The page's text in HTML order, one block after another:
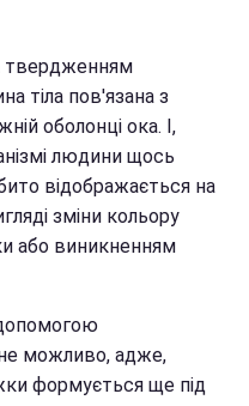
твердженням
тіла пов'язана з
оболонці ока. І,
людини щось
відображається на
зміни кольору
або виникненням
не можливо, адже,
формується ще під